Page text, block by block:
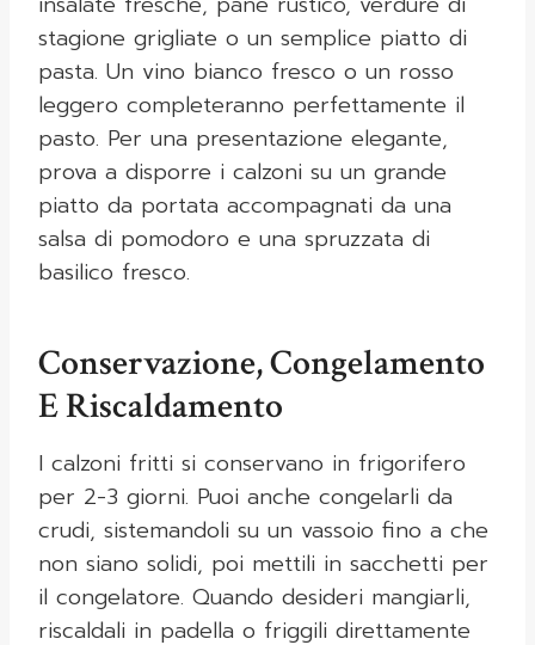
stagione grigliate o un semplice piatto di
pasta. Un vino bianco fresco o un rosso
leggero completeranno perfettamente il
pasto. Per una presentazione elegante,
prova a disporre i calzoni su un grande
piatto da portata accompagnati da una
salsa di pomodoro e una spruzzata di
basilico fresco.
Conservazione, Congelamento
E Riscaldamento
I calzoni fritti si conservano in frigorifero
per 2-3 giorni. Puoi anche congelarli da
crudi, sistemandoli su un vassoio fino a che
non siano solidi, poi mettili in sacchetti per
il congelatore. Quando desideri mangiarli,
riscaldali in padella o friggili direttamente